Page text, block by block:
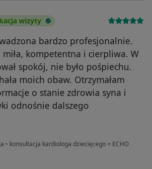
wizyty
bardzo profesjonalnie.
miła, kompetentna i cierpliwa. W
spokój, nie było pośpiechu.
moich obaw. Otrzymałam
o stanie zdrowia syna i
odnośnie dalszego
• konsultacja kardiologa dziecięcego + ECHO